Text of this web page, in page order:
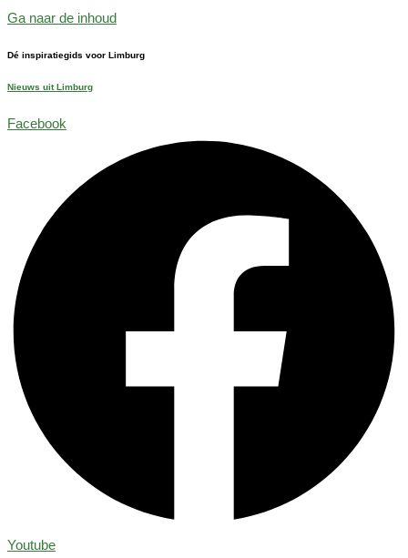
Ga naar de inhoud
Dé inspiratiegids voor Limburg
Nieuws uit Limburg
Facebook
Youtube